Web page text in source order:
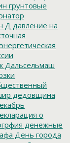
грунтовые
Д давление на
Дальсельмаш
дедовщина
о
денежные
День города